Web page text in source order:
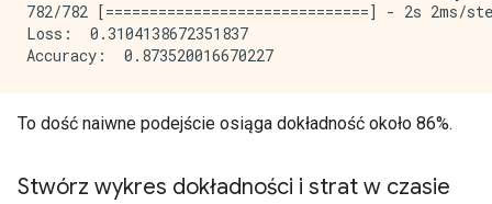
782/782 [==============================] - 2s
Loss:  0.3104138672351837
To dość naiwne podejście osiąga dokładność około 86%.
Stwórz wykres dokładności i strat w czasie